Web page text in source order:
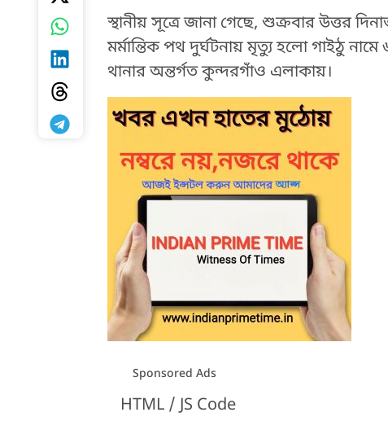
স্থানীয় সূত্রে জানা গেছে, শুক্রবার উত্তর
মর্মান্তিক পথ দুর্ঘটনায় মৃত্যু হলো গাইঠু
থানার অন্তর্গত কুন্দরগাঁও এলাকায়।
Sponsored Ads
HTML / JS Code